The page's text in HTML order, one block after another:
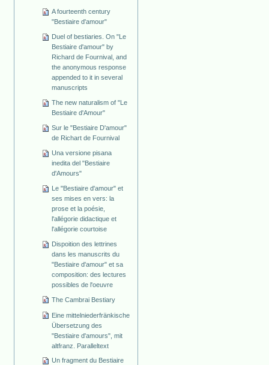
A fourteenth century
"Bestiaire d'amour"
Duel of bestiaries. On "Le
Bestiaire d'amour" by
Richard de Fournival, and
the anonymous response
appended to it in several
manuscripts
The new naturalism of "Le
Bestiaire d'Amour"
Sur le "Bestiaire D'amour"
de Richart de Fournival
Una versione pisana
inedita del "Bestiaire
d'Amours"
Le "Bestiaire d'amour" et
ses mises en vers: la
prose et la poésie,
l'allégorie didactique et
l'allégorie courtoise
Dispoition des lettrines
dans les manuscrits du
"Bestiaire d'amour" et sa
composition: des lectures
possibles de l'oeuvre
The Cambrai Bestiary
Eine mittelniederfränkische
Übersetzung des
"Bestiaire d'amours", mit
altfranz. Paralleltext
Un fragment du Bestiaire